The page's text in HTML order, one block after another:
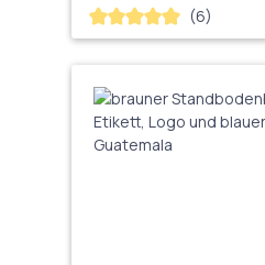
Durchschnittliche
(6)